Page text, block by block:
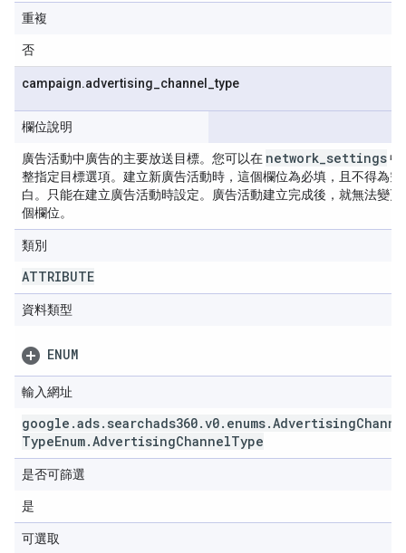
重複
否
campaign.advertising channel _type
欄位說明
廣告活動中廣告的主要放送目標。您可以在 network settings中
整指定目標選項。建立新廣告活動時，這個欄位為必填，且不得為空
白。只能在建立廣告活動時設定。廣告活動建立完成後，就無法變更
個欄位。
類別
ATTRIBUTE
資料類型
ENUM
輸入網址
google .ads. searchads360.v0. enums.Advertising
TypeEnum.AdvertisingChannelType
是否可篩選
是
可選取